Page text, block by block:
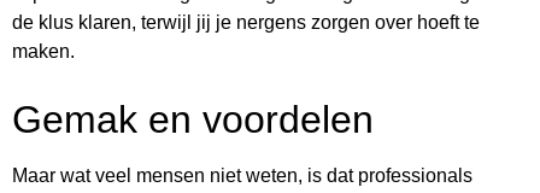
de klus klaren, terwijl jij je nergens zorgen over hoeft te
maken.
Gemak en voordelen
Maar wat veel mensen niet weten, is dat professionals